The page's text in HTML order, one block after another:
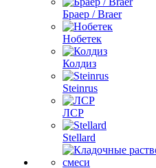
Браер / Braer
Нобетек
Колдиз
Steinrus
ЛСР
Stellard